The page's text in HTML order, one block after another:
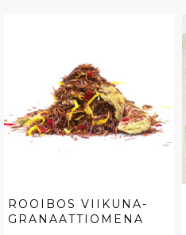
ROOIBOS VIIKUNA-
GRANAATTIOMENA